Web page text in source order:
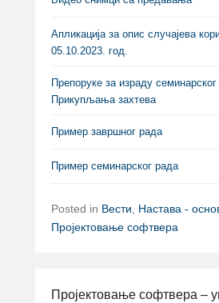
Апликација за опис случајева
05.10.2023. год.
Препоруке за израду
Прикупљања захтева
Пример завршног рада
Пример семинарског рада
Posted in Вести Настава -
Пројектовање софтвера
Пројектовање софтвера –